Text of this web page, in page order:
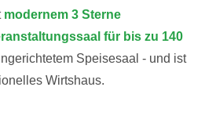
modernem 3 Sterne
für bis zu 140
Speisesaal - und ist
Wirtshaus.